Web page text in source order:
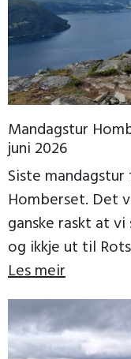
Mandagstur
juni 2026
Siste
Homberset. Det
ganske raskt at
og ikkje ut til
Les meir